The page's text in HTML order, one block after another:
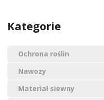
Kategorie
Ochrona roślin
Nawozy
Materiał siewny